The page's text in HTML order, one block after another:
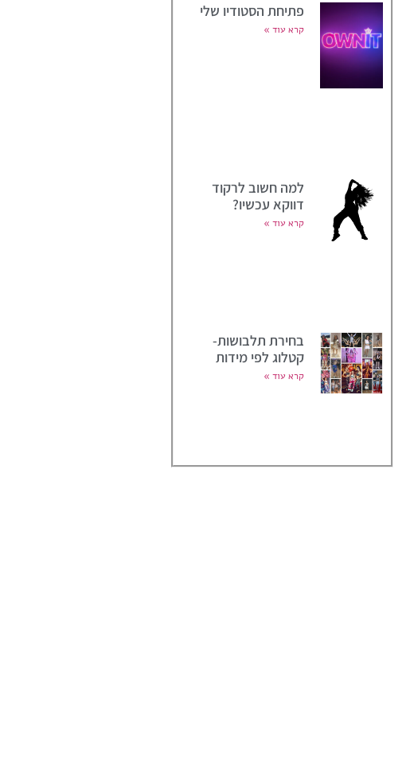
פתיחת הסטודיו שלי
קרא עוד »
למה חשוב לרקוד
דווקא עכשיו?
קרא עוד »
בחירת תלבושות-
קטלוג לפי מידות
קרא עוד »